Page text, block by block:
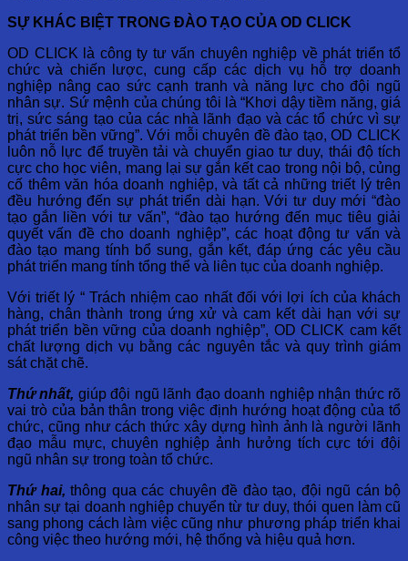
SỰ KHÁC BIỆT TRONG ĐÀO TẠO CỦA OD CLICK
OD CLICK là công ty tư vấn chuyên nghiệp về phát triển tổ
chức và chiến lược, cung cấp các dịch vụ hỗ trợ doanh
nghiệp nâng cao sức cạnh tranh và năng lực cho đội ngũ
nhân sự. Sứ mệnh của chúng tôi là “Khơi dậy tiềm năng, giá
trị, sức sáng tạo của các nhà lãnh đạo và các tổ chức vì sự
phát triển bền vững”. Với mỗi chuyên đề đào tạo, OD CLICK
luôn nỗ lực để truyền tải và chuyển giao tư duy, thái độ tích
cực cho học viên, mang lại sự gắn kết cao trong nội bộ, củng
cố thêm văn hóa doanh nghiệp, và tất cả những triết lý trên
đều hướng đến sự phát triển dài hạn. Với tư duy mới “đào
tạo gắn liền với tư vấn”, “đào tạo hướng đến mục tiêu giải
quyết vấn đề cho doanh nghiệp”, các hoạt động tư vấn và
đào tạo mang tính bổ sung, gắn kết, đáp ứng các yêu cầu
phát triển mang tính tổng thể và liên tục của doanh nghiệp.
Với triết lý “ Trách nhiệm cao nhất đối với lợi ích của khách
hàng, chân thành trong ứng xử và cam kết dài hạn với sự
phát triển bền vững của doanh nghiệp”, OD CLICK cam kết
chất lượng dịch vụ bằng các nguyên tắc và quy trình giám
sát chặt chẽ.
Thứ nhất, giúp đội ngũ lãnh đạo doanh nghiệp nhận thức rõ
vai trò của bản thân trong việc định hướng hoạt động của tổ
chức, cũng như cách thức xây dựng hình ảnh là người lãnh
đạo mẫu mực, chuyên nghiệp ảnh hưởng tích cực tới đội
ngũ nhân sự trong toàn tổ chức.
Thứ hai, thông qua các chuyên đề đào tạo, đội ngũ cán bộ
nhân sự tại doanh nghiệp chuyển từ tư duy, thói quen làm cũ
sang phong cách làm việc cũng như phương pháp triển khai
công việc theo hướng mới, hệ thống và hiệu quả hơn.